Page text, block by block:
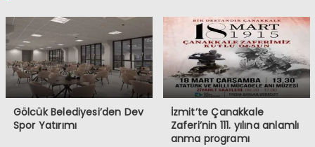
Gölcük Belediyesi’den Dev
Spor Yatırımı
İzmit’te Çanakkale
Zaferi’nin 111. yılına anlamlı
anma programı